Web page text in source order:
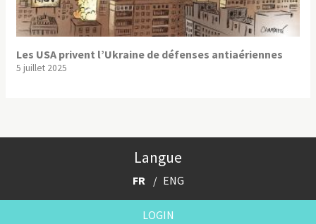
Les USA privent l’Ukraine de défenses antiaériennes
5 juillet 2025
Langue
FR ENG
LOGIN